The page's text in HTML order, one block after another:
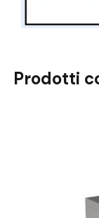
Prodotti